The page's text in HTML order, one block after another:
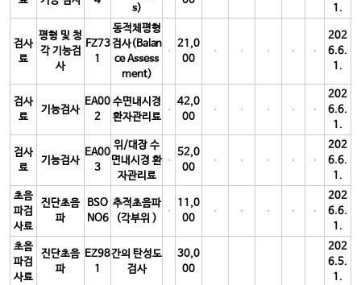
s)
1.
검사
료
평형 및 청
각 기능검
사
FZ73
1
동적체평형
검사(Balan
ce Assess
ment)
21,0
00
202
6.6.
1.
검사
료
기능검사
EA00
2
수면내시경
환자관리료
42,0
00
202
6.6.
1.
검사
료
기능검사
EA00
3
위/대장 수
면내시경 환
자관리료
52,0
00
202
6.6.
1.
초음
파검
사료
진단초음
파
BSO
NO6
추적초음파
(각부위 )
11,0
00
202
6.6.
1.
초음
파검
사료
진단초음
파
EZ98
1
간의 탄성도
검사
30,0
00
202
6.5.
1.